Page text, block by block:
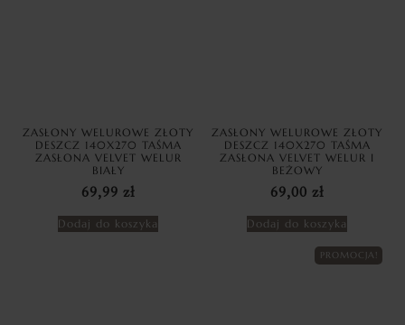
ZASŁONY WELUROWE ZŁOTY
DESZCZ 140X270 TAŚMA
ZASŁONA VELVET WELUR
BIAŁY
69,99 zł
Dodaj do koszyka
ZASŁONY WELUROWE ZŁOTY
DESZCZ 140X270 TAŚMA
ZASŁONA VELVET WELUR I
BEŻOWY
69,00 zł
Dodaj do koszyka
PROMOCJA!